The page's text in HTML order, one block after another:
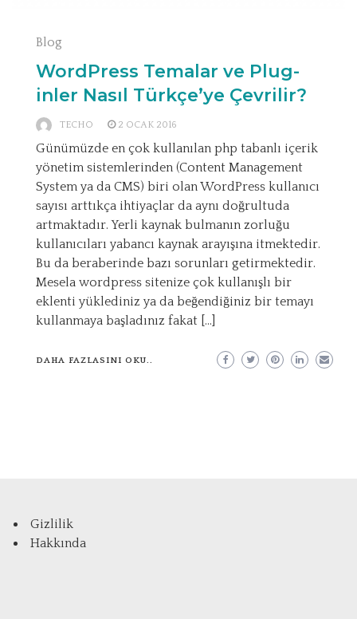
Blog
WordPress Temalar ve Plug-
inler Nasıl Türkçe’ye Çevrilir?
TECHO 2 OCAK 2016
Günümüzde en çok kullanılan php tabanlı içerik
yönetim sistemlerinden (Content Management
System ya da CMS) biri olan WordPress kullanıcı
sayısı arttıkça ihtiyaçlar da aynı doğrultuda
artmaktadır. Yerli kaynak bulmanın zorluğu
kullanıcıları yabancı kaynak arayışına itmektedir.
Bu da beraberinde bazı sorunları getirmektedir.
Mesela wordpress sitenize çok kullanışlı bir
eklenti yüklediniz ya da beğendiğiniz bir temayı
kullanmaya başladınız fakat […]
DAHA FAZLASINI OKU..
Gizlilik
Hakkında